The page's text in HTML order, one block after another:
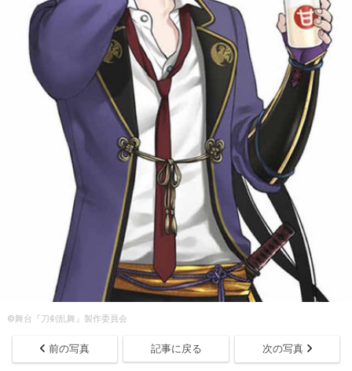
​©舞台『刀剣乱舞』製作委員会
前の写真 記事に戻る 次の写真